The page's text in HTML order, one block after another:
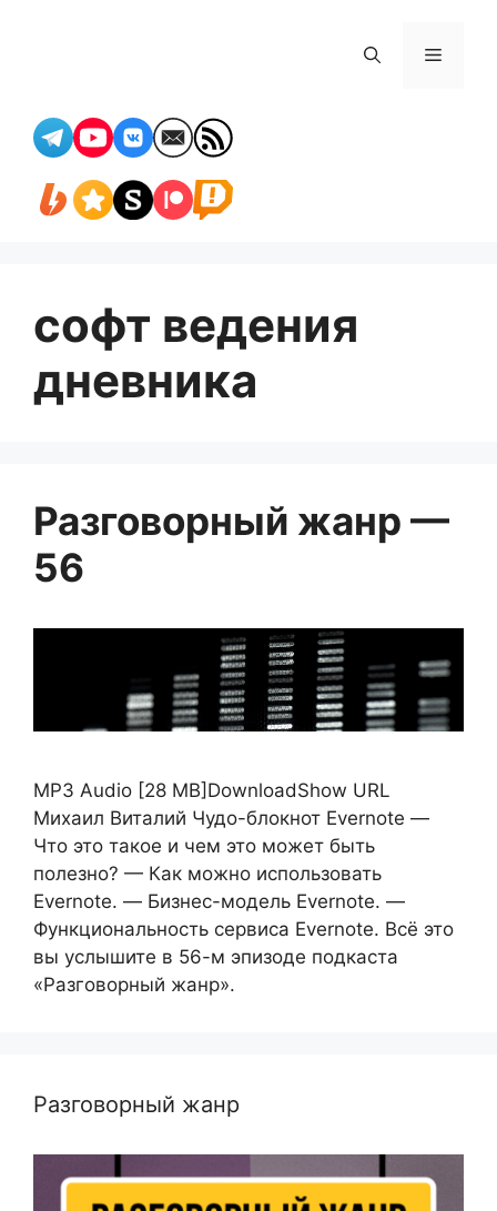
Меню
софт ведения
дневника
Разговорный жанр —
56
MP3 Audio [28 MB]DownloadShow URL
Михаил Виталий Чудо-блокнот Evernote —
Что это такое и чем это может быть
полезно? — Как можно использовать
Evernote. — Бизнес-модель Evernote. —
Функциональность сервиса Evernote. Всё это
вы услышите в 56-м эпизоде подкаста
«Разговорный жанр».
Разговорный жанр